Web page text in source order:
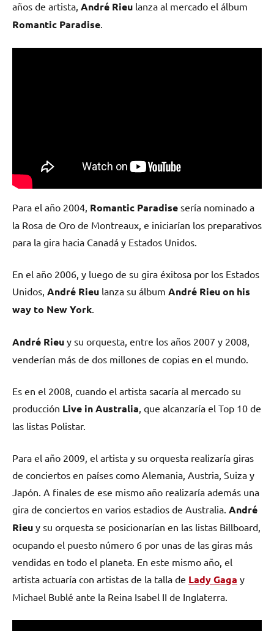
años de artista, André Rieu lanza al mercado el álbum
Romantic Paradise.
Para el año 2004, Romantic Paradise sería nominado a
la Rosa de Oro de Montreaux, e iniciarían los preparativos
para la gira hacia Canadá y Estados Unidos.
En el año 2006, y luego de su gira éxitosa por los Estados
Unidos, André Rieu lanza su álbum André Rieu on his
way to New York
André Rieu y su orquesta, entre los años 2007 y 2008,
venderían más de dos millones de copias en el mundo.
Es en el 2008, cuando el artista sacaría al mercado su
producción Live in Australia , que alcanzaría el Top 10 de
las listas Polistar.
Para el año 2009, el artista y su orquesta realizaría giras
de conciertos en países como Alemania, Austria, Suiza y
Japón. A finales de ese mismo año realizaría además una
gira de conciertos en varios estadios de Australia. André
Rieu y su orquesta se posicionarían en las listas Billboard,
ocupando el puesto número 6 por unas de las giras más
vendidas en todo el planeta. En este mismo año, el
artista actuaría con artistas de la talla de Lady Gaga y
Michael Bublé ante la Reina Isabel II de Inglaterra.